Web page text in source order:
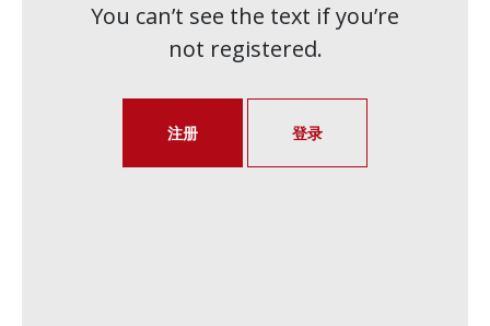
You can’t see the text if you’re
not registered.
注册 登录